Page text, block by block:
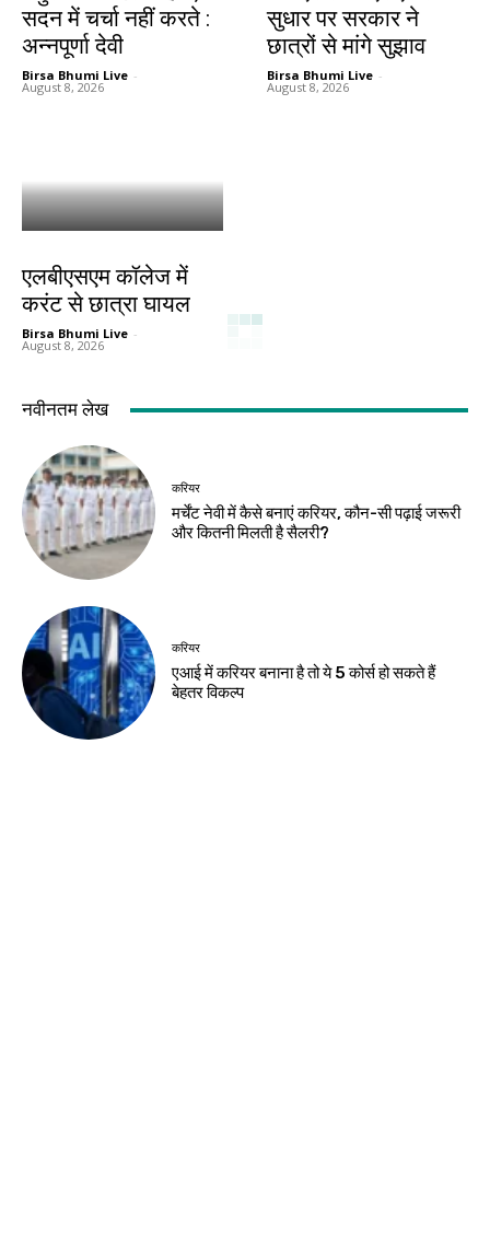
सदन में चर्चा नहीं करते :
अन्नपूर्णा देवी
Birsa Bhumi Live -
August 8, 2026
सुधार पर सरकार ने
छात्रों से मांगे सुझाव
Birsa Bhumi Live -
August 8, 2026
एलबीएसएम कॉलेज में
करंट से छात्रा घायल
Birsa Bhumi Live -
August 8, 2026
नवीनतम लेख
करियर
मर्चेंट नेवी में कैसे बनाएं करियर, कौन-सी पढ़ाई जरूरी
और कितनी मिलती है सैलरी?
करियर
एआई में करियर बनाना है तो ये 5 कोर्स हो सकते हैं
बेहतर विकल्प